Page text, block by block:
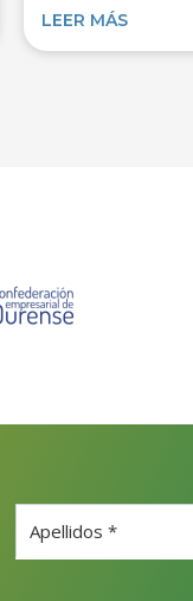
LEER MÁS
Apellidos *